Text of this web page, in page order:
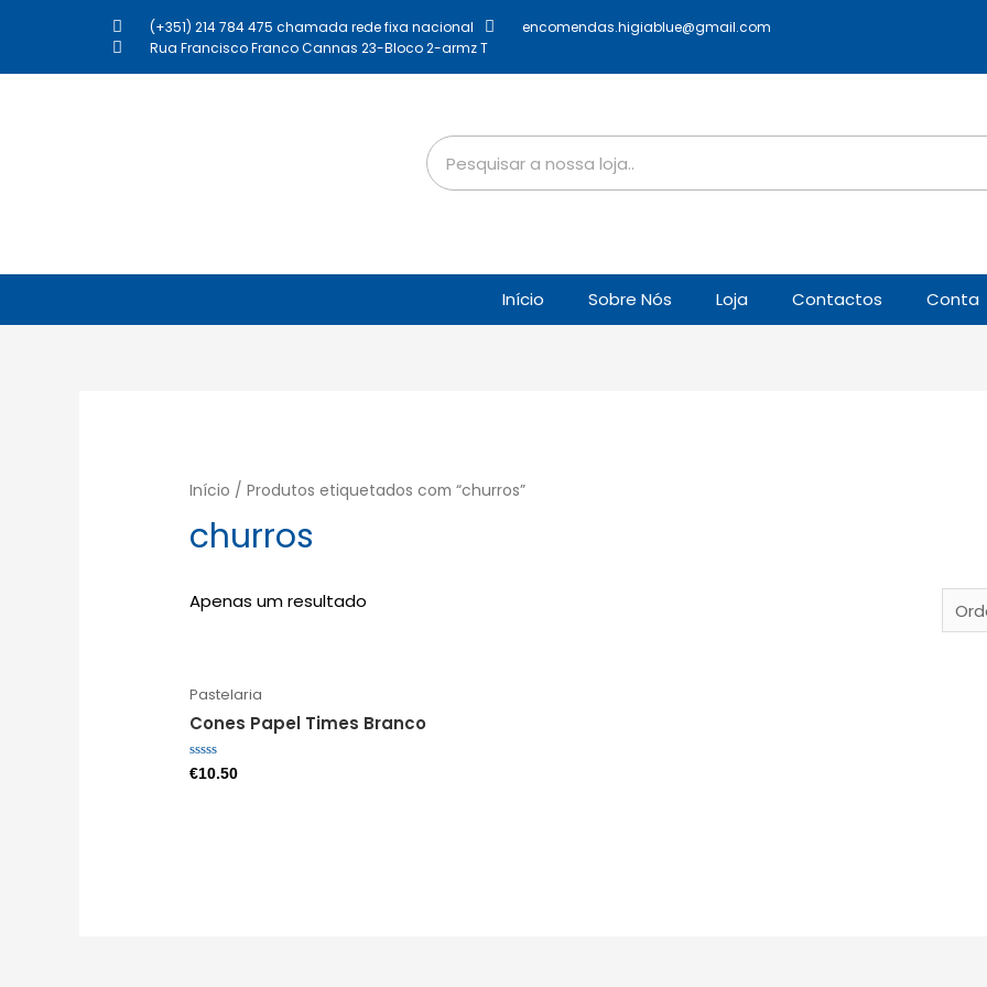
(+351) 214 784 475 chamada rede fixa nacional
encomendas.higiablue@gmail.com
Rua Francisco Franco Cannas 23-Bloco 2-armz T
Início Sobre Nós Loja Contactos Conta
Início / Produtos etiquetados com “churros”
churros
Apenas um resultado
Pastelaria
Cones Papel Times Branco
Avaliação
0
€10.50